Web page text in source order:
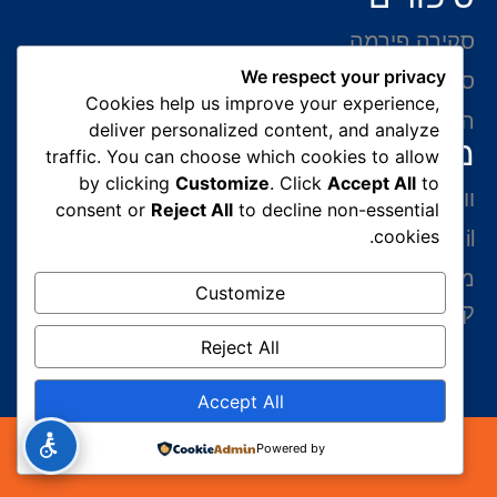
סקירה פירמה
סיפורי הצלחה
המלצות של לקוחות
מידע ליצירת קשר
ווצאפ 054-765-0002
gabriel@benatovlaw.co.il
מצדה 9 בני ברק קומה 35 מגדל ב.ס.ר 3 (מול
קניון איילון ליד הרכבת הקלה בן גוריון)
כל הזכויות שמורות 2026© עורך דין הגירה | עורך דין
We respect your privacy
Cookies help us improve your experience,
deliver personalized content, and analyze
traffic. You can choose which cookies to allow
by clickingCustomize. ClickAccept All to
consent or Reject All to decline non-essential
cookies.
Customize
Reject All
Accept All
Powered by